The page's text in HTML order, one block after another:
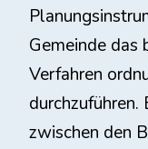
Gemeinde das
Verfahren
durchzuführen.
zwischen den